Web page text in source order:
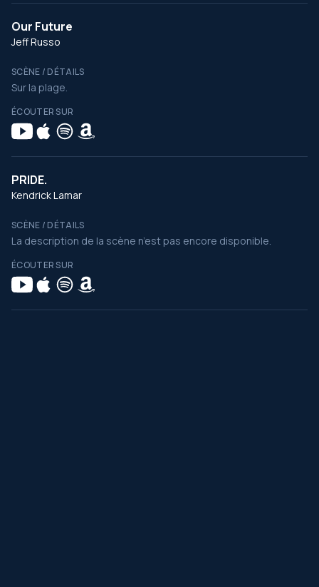
Our Future
Jeff Russo
SCÈNE / DÉTAILS
Sur la plage.
ÉCOUTER SUR
PRIDE.
Kendrick Lamar
SCÈNE / DÉTAILS
La description de la scène n’est pas encore disponible.
ÉCOUTER SUR